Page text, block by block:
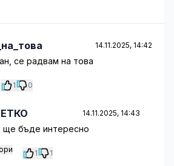
14.11.2025, 14:42
се радвам на това
1 0
14.11.2025, 14:43
ще бъде интересно
1 1